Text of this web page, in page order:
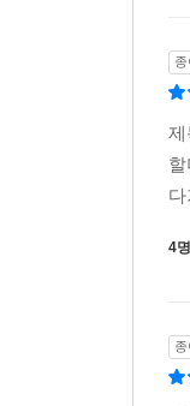
▶ 캐
우주
“너
멸종
세빈
종
제
4명
종